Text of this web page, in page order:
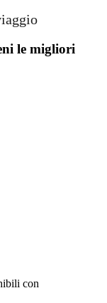
le migliori
con